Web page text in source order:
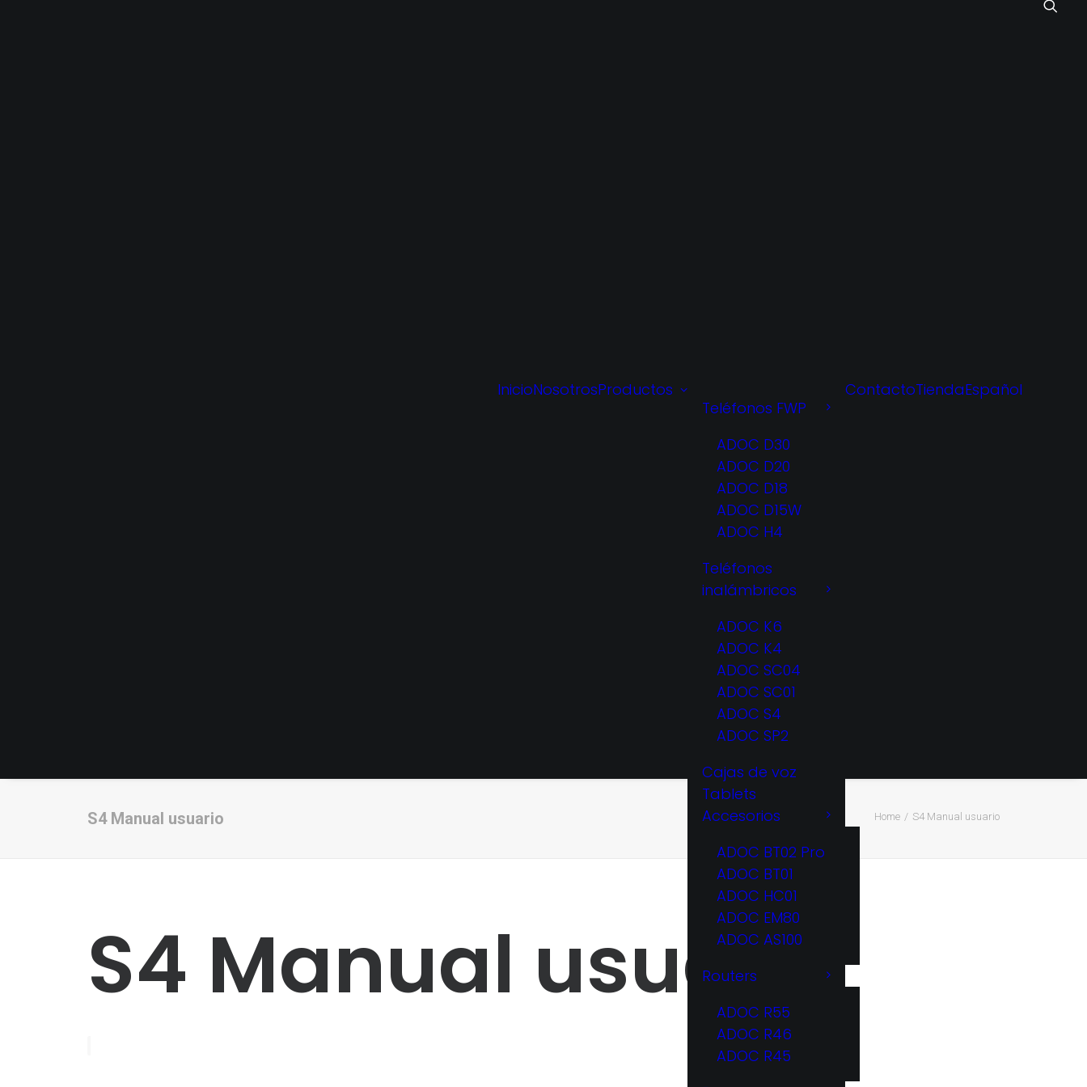
InicioNosotrosProductos
Teléfonos FWP
ADOC D30
ADOC D20
ADOC D18
ADOC D15W
ADOC H4
Teléfonos
inalámbricos
ADOC K6
ADOC K4
ADOC SC04
ADOC SC01
ADOC S4
ADOC SP2
Cajas de voz
Tablets
Accesorios
ADOC BT02 Pro
ADOC BT01
ADOC HC01
ADOC EM80
ADOC AS100
Routers
ADOC R55
ADOC R46
ADOC R45
ContactoTiendaEspañol
S4 Manual usuario Home S4 Manual usuario
S4 Manual usuario